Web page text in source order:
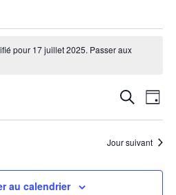
pour 17 juillet 2025. Passer aux
et
Recherche
de
Jour
Jour suivant
au calendrier